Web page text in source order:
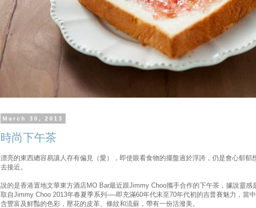
March 30, 2013
時尚下午茶
漂亮的東西總容易讓人存有偏見（愛），即使眼看食物的擺盤過於浮誇，仍是會心郁郁
去接近。
說的是香港置地文華東方酒店MO Bar最近跟Jimmy Choo攜手合作的下午茶，據說靈感
取自Jimmy Choo 2013年春夏季系列──即充滿60年代末至70年代初的吉普賽魅力，當
含豐富及鮮豔的色彩，壓花的皮革、條紋和流蘇，帶有一份活潑美。